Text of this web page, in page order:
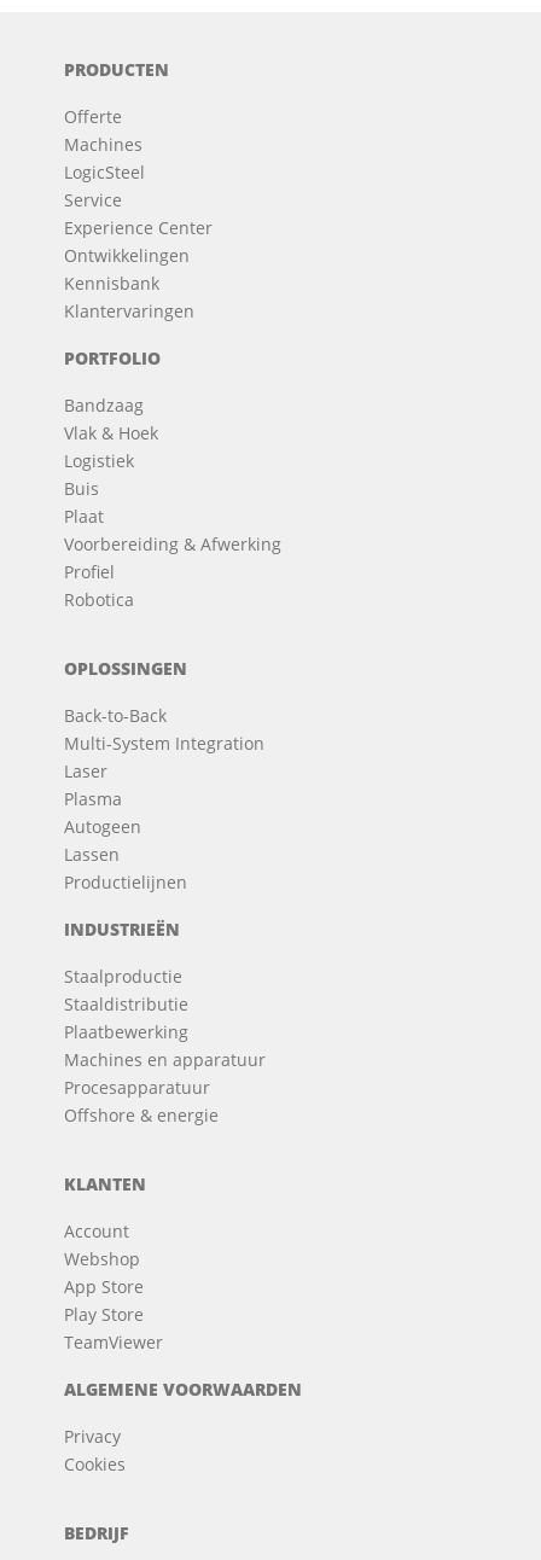
PRODUCTEN
Offerte
Machines
LogicSteel
Service
Experience Center
Ontwikkelingen
Kennisbank
Klantervaringen
PORTFOLIO
Bandzaag
Vlak & Hoek
Logistiek
Buis
Plaat
Voorbereiding & Afwerking
Profiel
Robotica
OPLOSSINGEN
Back-to-Back
Multi-System Integration
Laser
Plasma
Autogeen
Lassen
Productielijnen
INDUSTRIEËN
Staalproductie
Staaldistributie
Plaatbewerking
Machines en apparatuur
Procesapparatuur
Offshore & energie
KLANTEN
Account
Webshop
App Store
Play Store
TeamViewer
ALGEMENE VOORWAARDEN
Privacy
Cookies
BEDRIJF